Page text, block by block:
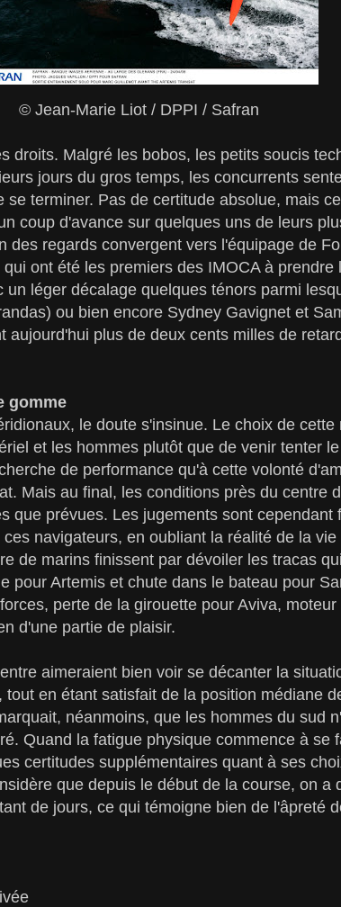
© Jean-Marie Liot / DPPI / Safran
droits. Malgré les bobos, les petits soucis
jours du gros temps, les concurrents
se terminer. Pas de certitude absolue, mais
coup d'avance sur quelques uns de leurs
des regards convergent vers l'équipage de
ont été les premiers des IMOCA à prendre
léger décalage quelques ténors parmi
ou bien encore Sydney Gavignet et
aujourd'hui plus de deux cents milles de
gomme
le doute s'insinue. Le choix de
et les hommes plutôt que de venir tenter
de performance qu'à cette volonté
Mais au final, les conditions près du centre
que prévues. Les jugements sont cependant
navigateurs, en oubliant la réalité de la
de marins finissent par dévoiler les tracas
pour Artemis et chute dans le bateau pour
perte de la girouette pour Aviva,
d'une partie de plaisir.
aimeraient bien voir se décanter la
en étant satisfait de la position médiane
néanmoins, que les hommes du sud
Quand la fatigue physique commence à se
certitudes supplémentaires quant à ses
que depuis le début de la course, on a
de jours, ce qui témoigne bien de l'âpreté